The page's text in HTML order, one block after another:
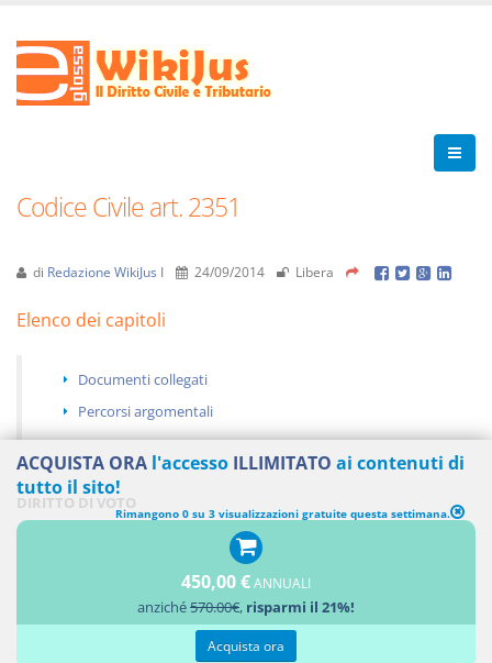
Codice Civile art. 2351
di Redazione WikiJus I 24/09/2014 Libera
Elenco dei capitoli
Documenti collegati
Percorsi argomentali
DIRITTO DI VOTO
ACQUISTA ORA l'accesso ILLIMITATO ai contenuti di
tutto il sito!
Rimangono 0 su 3 visualizzazioni gratuite questa settimana.
450,00 €ANNUALI
anziché570.00€, risparmi il 21%!
Acquista ora